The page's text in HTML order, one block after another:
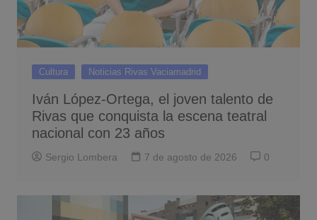
Cultura Noticias Rivas Vaciamadrid
Iván López-Ortega, el joven talento de
Rivas que conquista la escena teatral
nacional con 23 años
Sergio Lombera 7 de agosto de 2026 0